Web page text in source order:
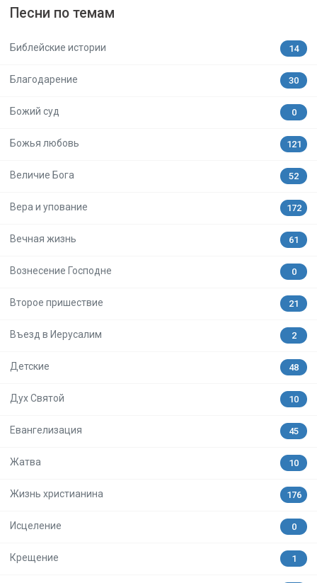
Песни по темам
Библейские истории 14
Благодарение 30
Божий суд 0
Божья любовь 121
Величие Бога 52
Вера и упование 172
Вечная жизнь 61
Вознесение Господне 0
Второе пришествие 21
Въезд в Иерусалим 2
Детские 48
Дух Святой 10
Евангелизация 45
Жатва 10
Жизнь христианина 176
Исцеление 0
Крещение 1